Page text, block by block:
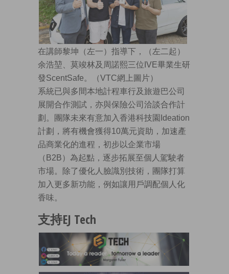
在講師黎坤（左一）指導下，（左二起）
余浩堃、莫竣林及周諾熙三位IVE畢業生研
發ScentSafe。（VTC網上圖片）
系統已與多間本地計程車行及旅遊巴公司
展開合作測試，亦與保險公司洽談合作計
劃。團隊未來有意加入香港科技園Ideation
計劃，將有機會獲得10萬元資助，加速產
品商業化的進程，初步以企業市場
（B2B）為起點，逐步拓展至個人駕駛者
市場。除了優化人臉識別技術，團隊打算
加入更多新功能，例如讓用戶調配個人化
香味。
支持EJ Tech